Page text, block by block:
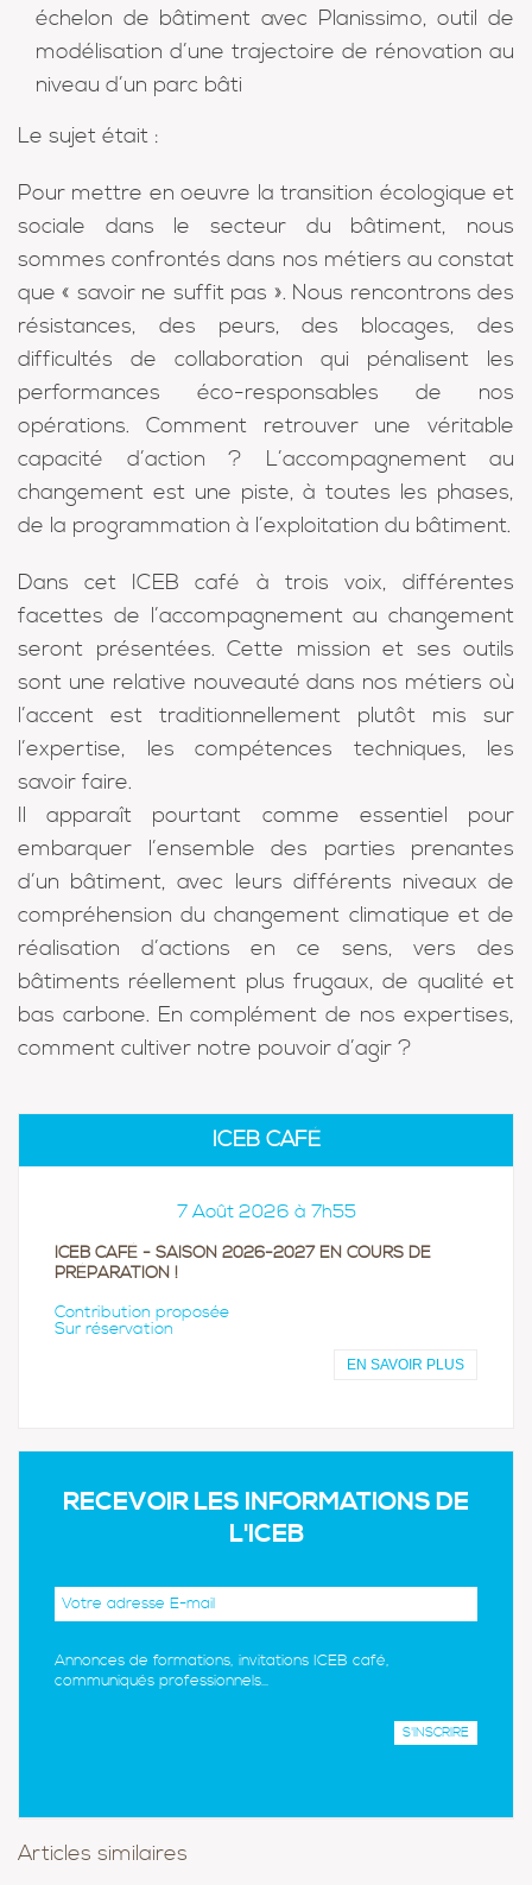
échelon de bâtiment avec Planissimo, outil de
modélisation d’une trajectoire de rénovation au
niveau d’un parc bâti
Le sujet était :
Pour mettre en oeuvre la transition écologique et
sociale dans le secteur du bâtiment, nous
sommes confrontés dans nos métiers au constat
que « savoir ne suffit pas ». Nous rencontrons des
résistances, des peurs, des blocages, des
difficultés de collaboration qui pénalisent les
performances éco-responsables de nos
opérations. Comment retrouver une véritable
capacité d’action ? L’accompagnement au
changement est une piste, à toutes les phases,
de la programmation à l’exploitation du bâtiment.
Dans cet ICEB café à trois voix, différentes
facettes de l’accompagnement au changement
seront présentées. Cette mission et ses outils
sont une relative nouveauté dans nos métiers où
l’accent est traditionnellement plutôt mis sur
l’expertise, les compétences techniques, les
savoir faire.
Il apparaît pourtant comme essentiel pour
embarquer l’ensemble des parties prenantes
d’un bâtiment, avec leurs différents niveaux de
compréhension du changement climatique et de
réalisation d’actions en ce sens, vers des
bâtiments réellement plus frugaux, de qualité et
bas carbone. En complément de nos expertises,
comment cultiver notre pouvoir d’agir ?
ICEB CAFÉ
7 Août 2026 à 7h55
ICEB CAFÉ - SAISON 2026-2027 EN COURS DE
PRÉPARATION !
Contribution proposée
Sur réservation
EN SAVOIR PLUS
RECEVOIR LES INFORMATIONS DE
L'ICEB
Annonces de formations, invitations ICEB café,
communiqués professionnels...
Articles similaires